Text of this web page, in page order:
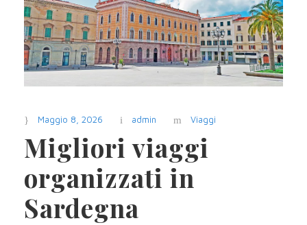
Maggio 8, 2026 admin Viaggi
Migliori viaggi
organizzati in
Sardegna